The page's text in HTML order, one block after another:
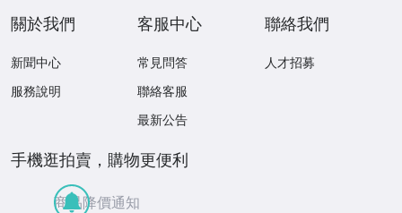
關於我們
新聞中心
服務說明
客服中心
常見問答
聯絡客服
最新公告
聯絡我們
人才招募
手機逛拍賣，購物更便利
商品降價通知